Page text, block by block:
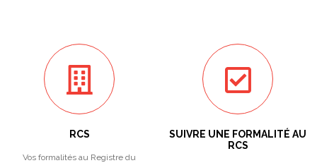
RCS
Vos formalités au Registre du
SUIVRE UNE FORMALITÉ AU
RCS